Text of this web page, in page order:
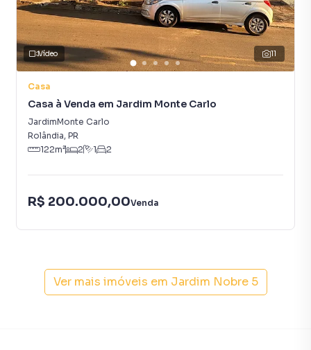
11
Vídeo
Casa
Casa à Venda em Jardim Monte Carlo
JardimMonte Carlo
Rolândia, PR
122m² 2 1 2
R$ 200.000,00Venda
Ver mais imóveis em Jardim Nobre 5